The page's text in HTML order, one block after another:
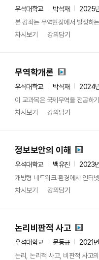
우석대학교 박석재
2025
본 강좌는 무역현장에서 발생하
차시보기
강의담기
무역학개론
우석대학교 박석재
2024
이 교과목은 국제무역을 전공하
차시보기
강의담기
정보보안의 이해
우석대학교 백유진
2023
개방형 네트워크 환경에서 인터
차시보기
강의담기
논리비판적 사고
우석대학교 문동규
2021
논리, 논리적 사고, 비판적 사고